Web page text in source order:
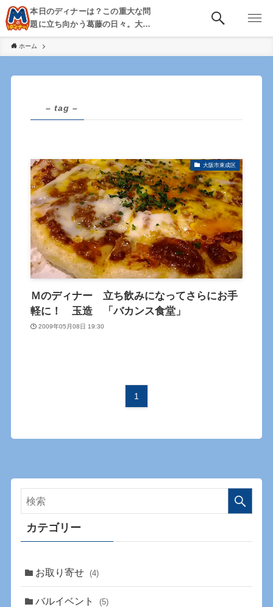
本日のディナーは？この重大な問
題に立ち向かう葛藤の日々。大
阪・京都・神戸を中心とした食べ
歩き、飲み歩きを綴る。
ホーム
– tag –
大阪市東成区
Ｍのディナー 立ち飲みになってさらにお手
軽に！ 玉造 「バカンス食堂」
2009年05月08日 19:30
1
カテゴリー
お取り寄せ (4)
バルイベント (5)